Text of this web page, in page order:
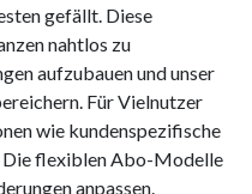
gefällt. Diese
nahtlos zu
aufzubauen und unser
Für Vielnutzer
wie kundenspezifische
Die flexiblen Abo-Modelle
anpassen.